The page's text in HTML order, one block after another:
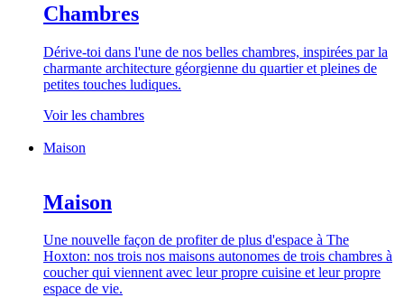
Chambres
Dérive-toi dans l'une de nos belles chambres, inspirées par la
charmante architecture géorgienne du quartier et pleines de
petites touches ludiques.
Voir les chambres
Maison
Maison
Une nouvelle façon de profiter de plus d'espace à The
Hoxton: nos trois nos maisons autonomes de trois chambres à
coucher qui viennent avec leur propre cuisine et leur propre
espace de vie.